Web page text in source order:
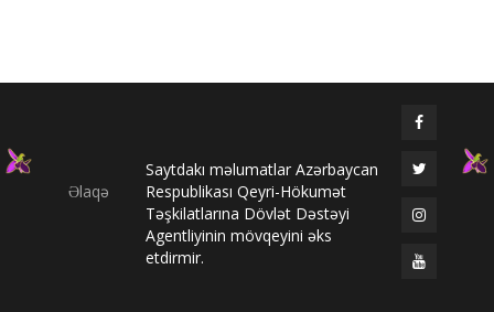
Prezidentlər Şuşada mətbuata bəyanatlarla çıxış
Elməddin Behbud: “IV Şuşa Qlobal Media Forumu
beynəlxalq media əməkdaşlığının nüfuzlu
platformasına çevrilib”
14-07-2026, 14:24
Əlaqə
Saytdakı məlumatlar Azərbaycan
Respublikası Qeyri-Hökumət
Təşkilatlarına Dövlət Dəstəyi
Agentliyinin mövqeyini əks
etdirmir.